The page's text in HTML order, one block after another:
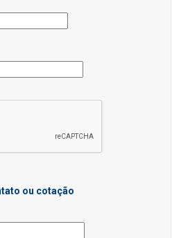
ou cotação